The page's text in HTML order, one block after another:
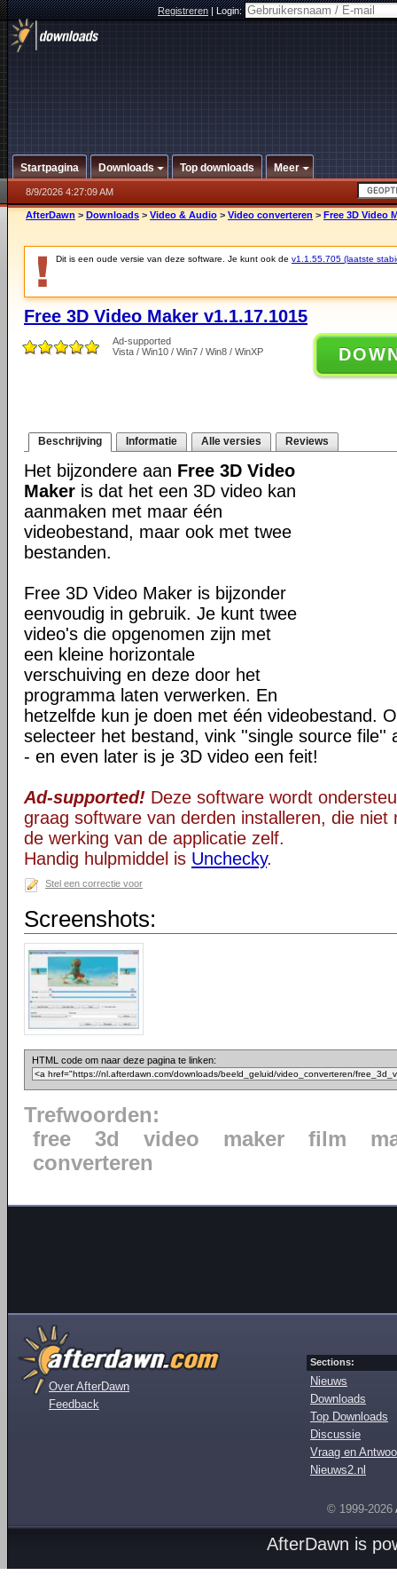
Registreren|Login:
Startpagina Downloads Top downloads Meer
8/9/2026 4:27:09 AM
AfterDawn > Downloads > Video & Audio > Video converteren > Free 3D Video
Dit is een oude versie van deze software. Je kunt ook de v1.1.55.705 (laatste
Free 3D Video Maker v1.1.17.1015
Ad-supported
Vista / Win10 / Win7 / Win8 / WinXP
Beschrijving Informatie Alle versies Reviews
Het bijzondere aan Free 3D Video
Maker is dat het een 3D video kan
aanmaken met maar één
videobestand, maar ook met twee
bestanden.
Free 3D Video Maker is bijzonder
eenvoudig in gebruik. Je kunt twee
video's die opgenomen zijn met
een kleine horizontale
verschuiving en deze door het
programma laten verwerken. En
hetzelfde kun je doen met één videobestand.
selecteer het bestand, vink ''single source file''
- en even later is je 3D video een feit!
Ad-supported! Deze software wordt
graag software van derden installeren, die niet
de werking van de applicatie zelf.
Handig hulpmiddel is Unchecky.
Stel een correctie voor
Screenshots:
HTML code om naar deze pagina te linken:
Trefwoorden:
free
3d video maker film
converteren
Over AfterDawn
Feedback
Sections:
Nieuws
Downloads
Top Downloads
Discussie
Vraag en
Nieuws2.nl
© 1999-2026
AfterDawn is